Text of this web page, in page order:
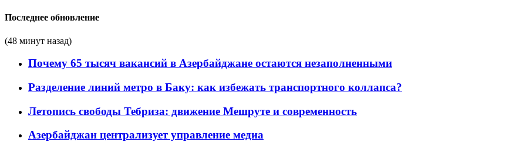
Последнее обновление
(48 минут назад)
Почему 65 тысяч вакансий в Азербайджане остаются незаполненными
Разделение линий метро в Баку: как избежать транспортного коллапса?
Летопись свободы Тебриза: движение Мешруте и современность
Азербайджан централизует управление медиа